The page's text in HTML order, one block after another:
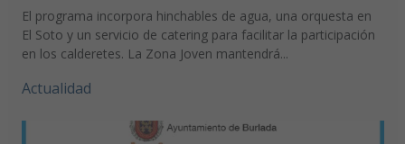
El programa incorpora hinchables de agua, una orquesta en
El Soto y un servicio de catering para facilitar la participación
en los calderetes. La Zona Joven mantendrá...
Actualidad